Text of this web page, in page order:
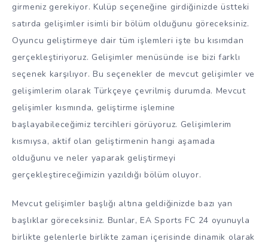
girmeniz gerekiyor. Kulüp seçeneğine girdiğinizde üstteki
satırda gelişimler isimli bir bölüm olduğunu göreceksiniz.
Oyuncu geliştirmeye dair tüm işlemleri işte bu kısımdan
gerçekleştiriyoruz. Gelişimler menüsünde ise bizi farklı
seçenek karşılıyor. Bu seçenekler de mevcut gelişimler ve
gelişimlerim olarak Türkçeye çevrilmiş durumda. Mevcut
gelişimler kısmında, geliştirme işlemine
başlayabileceğimiz tercihleri görüyoruz. Gelişimlerim
kısmıysa, aktif olan geliştirmenin hangi aşamada
olduğunu ve neler yaparak geliştirmeyi
gerçekleştireceğimizin yazıldığı bölüm oluyor.
Mevcut gelişimler başlığı altına geldiğinizde bazı yan
başlıklar göreceksiniz. Bunlar, EA Sports FC 24 oyunuyla
birlikte gelenlerle birlikte zaman içerisinde dinamik olarak